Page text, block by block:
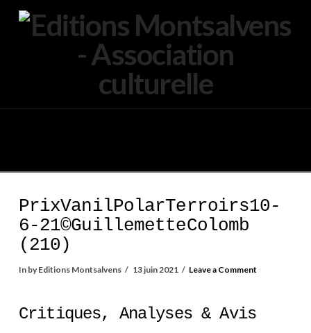
PrixVanilPolarTerroirs10-
6-21©GuillemetteColomb
(210)
In by Editions Montsalvens 13 juin 2021 Leave a Comment
Critiques, Analyses & Avis